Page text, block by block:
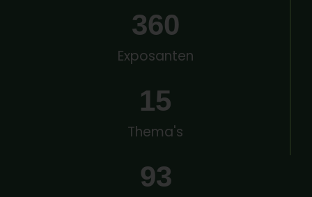
Exposanten
360
Thema's
15
93